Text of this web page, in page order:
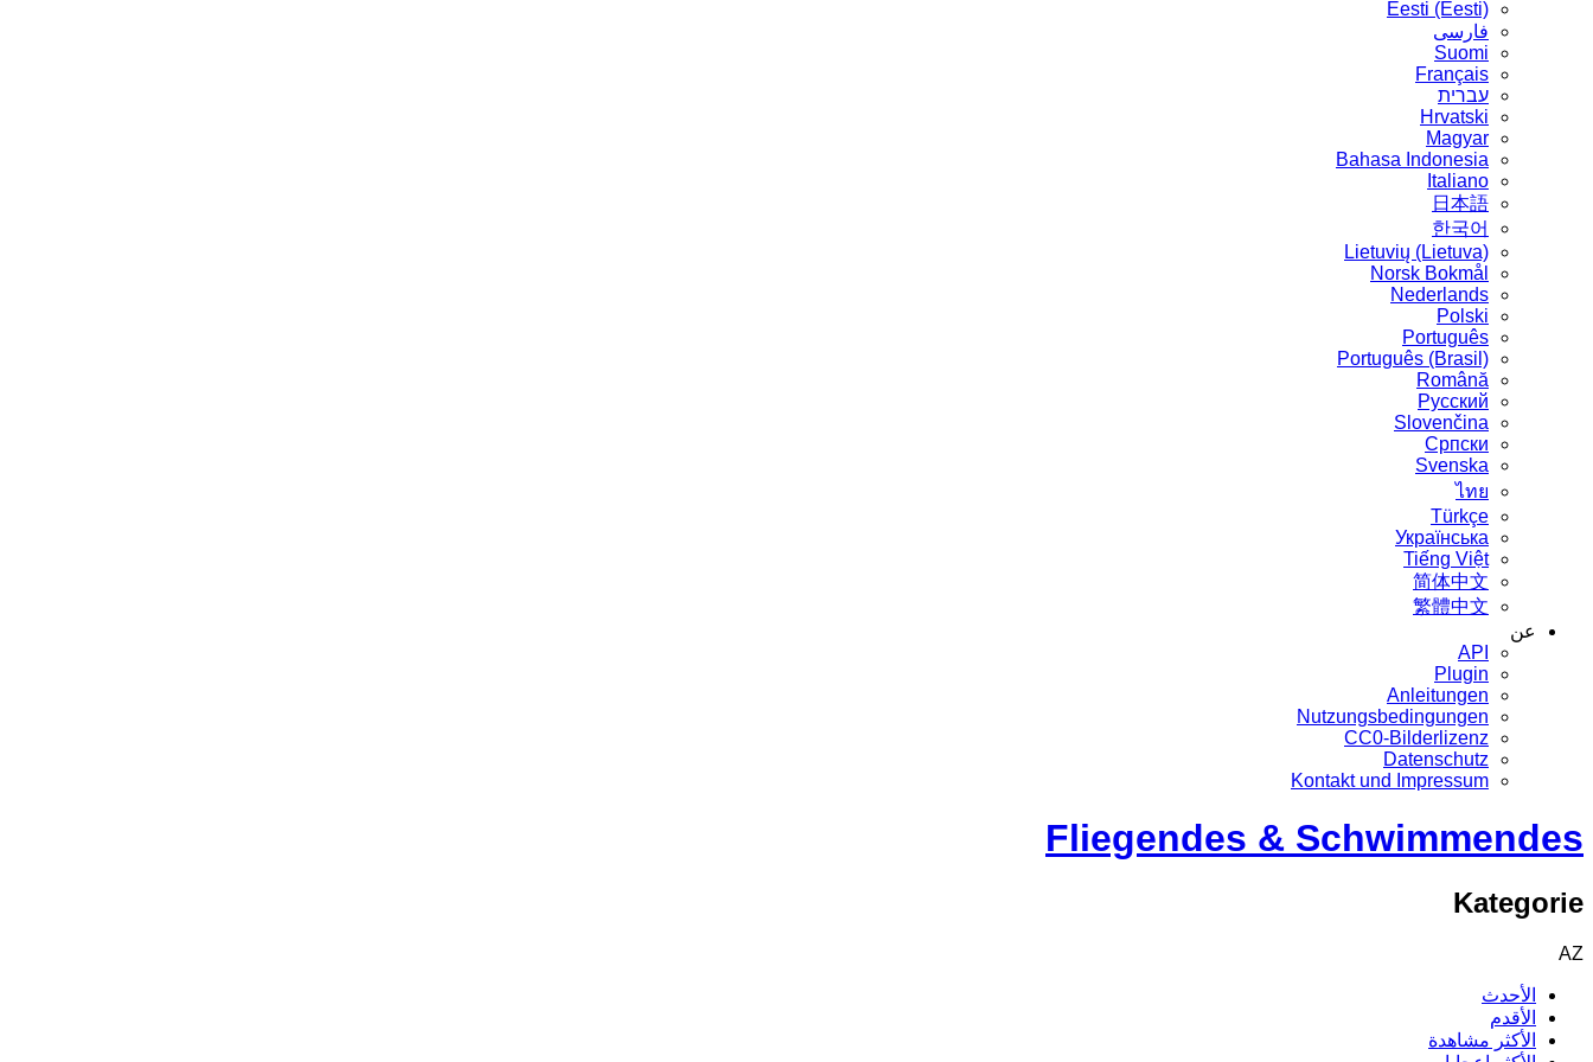
Eesti (Eesti)
فارسی
Suomi
Français
עברית
Hrvatski
Magyar
Bahasa Indonesia
Italiano
日本語
한국어
Lietuvių (Lietuva)
‪Norsk Bokmål‬
Nederlands
Polski
Português
Português (Brasil)
Română
Русский
Slovenčina
Српски
Svenska
ไทย
Türkçe
Українська
Tiếng Việt
简体中文
繁體中文
عن
API
Plugin
Anleitungen
Nutzungsbedingungen
CC0-Bilderlizenz
Datenschutz
Kontakt und Impressum
Fliegendes & Schwimmendes
Kategorie
AZ
الأحدث
الأقدم
الأكثر مشاهدة